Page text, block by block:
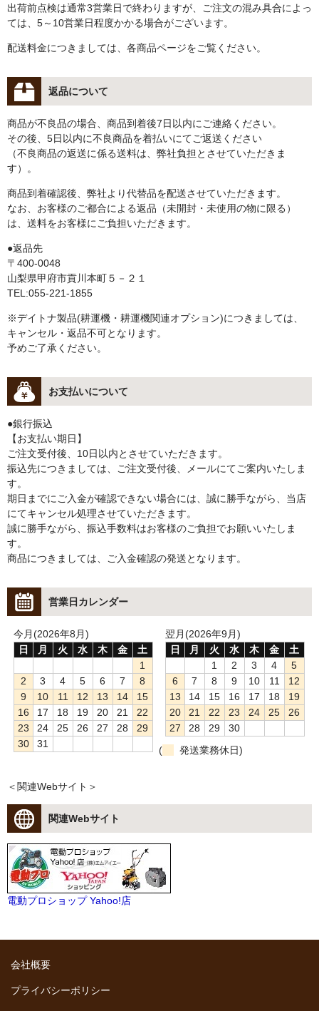
出荷前点検は通常3営業日で終わりますが、ご注文の混み具合によっ
ては、5～10営業日程度かかる場合がございます。
配送料金につきましては、各商品ページをご覧ください。
返品について
商品が不良品の場合、商品到着後7日以内にご連絡ください。
その後、5日以内に不良商品を着払いにてご返送ください
（不良商品の返送に係る送料は、弊社負担とさせていただきま
す）。
商品到着確認後、弊社より代替品を配送させていただきます。
なお、お客様のご都合による返品（未開封・未使用の物に限る）
は、送料をお客様にご負担いただきます。
●返品先
〒400-0048
山梨県甲府市貢川本町５－２１
TEL:055-221-1855
※デイトナ製品(耕運機・耕運機関連オプション)につきましては、
キャンセル・返品不可となります。
予めご了承ください。
お支払いについて
●銀行振込
【お支払い期日】
ご注文受付後、10日以内とさせていただきます。
振込先につきましては、ご注文受付後、メールにてご案内いたしま
す。
期日までにご入金が確認できない場合には、誠に勝手ながら、当店
にてキャンセル処理させていただきます。
誠に勝手ながら、振込手数料はお客様のご負担でお願いいたしま
す。
商品につきましては、ご入金確認の発送となります。
営業日カレンダー
今月(2026年8月)
日
月 火 水 木 金
土
1
2
3 4 5 6 7
8
9
10 11 12 13 14
15
16
17 18 19 20 21
22
23
24 25 26 27 28
29
30
31
翌月(2026年9月)
日
月 火 水 木 金
土
1
2 3 4
5
6
7 8 9 10 11
12
13
14 15 16 17 18
19
20
21 22 23 24 25
26
27
28 29
30
(
発送業務休日)
＜関連Webサイト＞
関連Webサイト
電動プロショップ Yahoo!店
会社概要
プライバシーポリシー